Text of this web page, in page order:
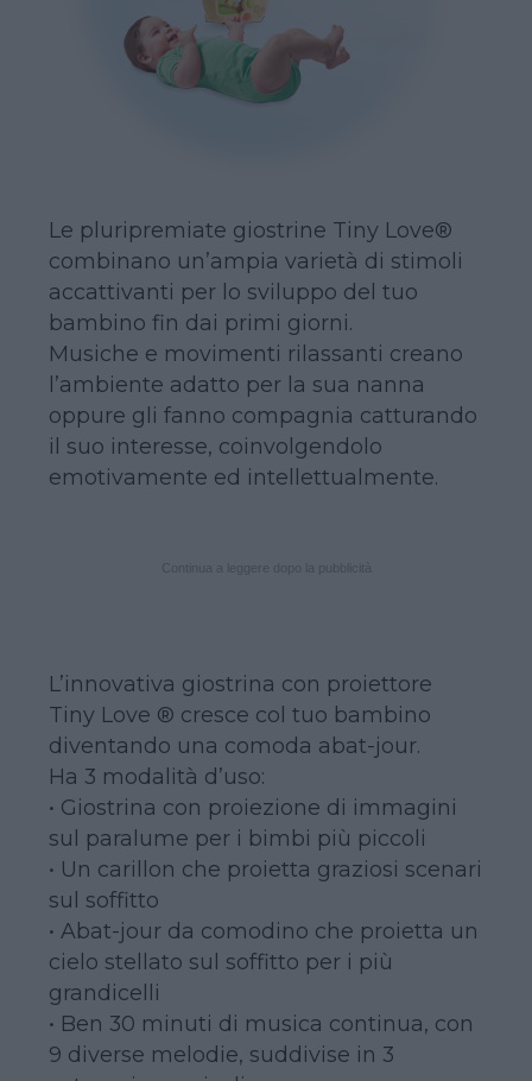
Le pluripremiate giostrine Tiny Love®
combinano un’ampia varietà di stimoli
accattivanti per lo sviluppo del tuo
bambino fin dai primi giorni.
Musiche e movimenti rilassanti creano
l’ambiente adatto per la sua nanna
oppure gli fanno compagnia catturando
il suo interesse, coinvolgendolo
emotivamente ed intellettualmente.
L’innovativa giostrina con proiettore
Tiny Love ® cresce col tuo bambino
diventando una comoda abat-jour.
Ha 3 modalità d’uso:
• Giostrina con proiezione di immagini
sul paralume per i bimbi più piccoli
• Un carillon che proietta graziosi scenari
sul soffitto
• Abat-jour da comodino che proietta un
cielo stellato sul soffitto per i più
grandicelli
• Ben 30 minuti di musica continua, con
9 diverse melodie, suddivise in 3